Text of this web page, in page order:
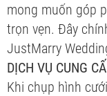
mong muốn góp
trọn vẹn. Đây
JustMarry
DỊCH VỤ CUNG
Khi chụp hình